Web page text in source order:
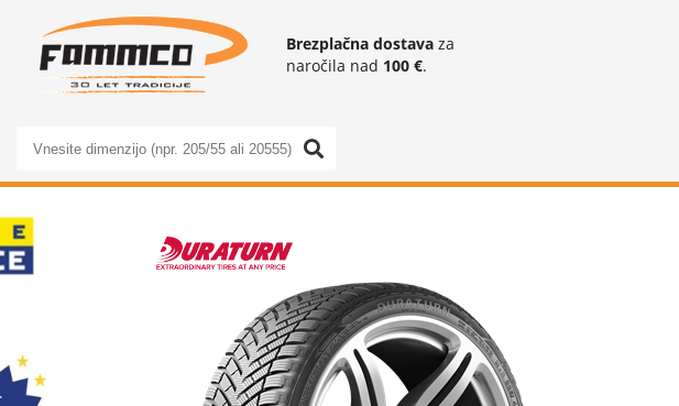
Brezplačna dostava za
naročila nad 100 €.